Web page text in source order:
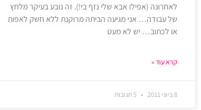
לאחרונה (אפילו אבא שלי נזף בי!). זה נובע בעיקר מלחץ
של עבודה… אני מגיעה הביתה מרוקנת ללא חשק לאפות
או לכתוב… יש לא מעט
קרא עוד »
8 ביוני 2011